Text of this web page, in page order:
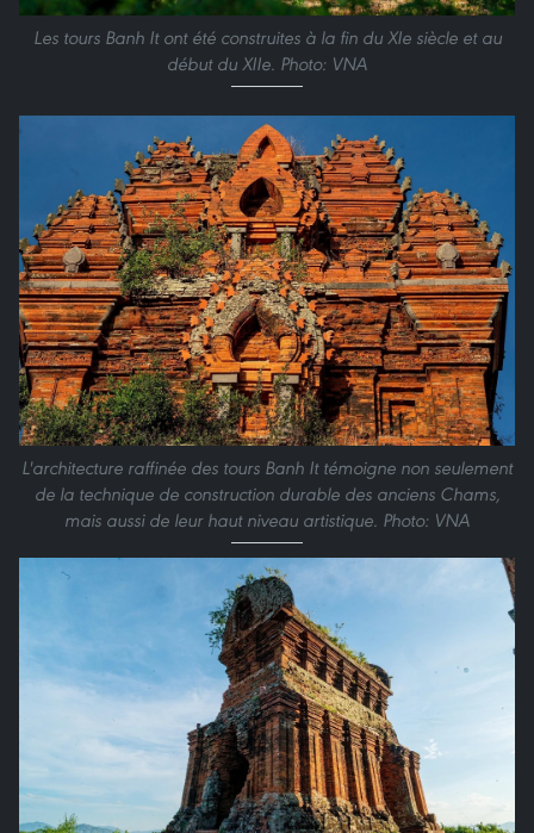
Les tours Banh It ont été construites à la fin du XIe siècle et au
début du XIIe. Photo: VNA
L'architecture raffinée des tours Banh It témoigne non seulement
de la technique de construction durable des anciens Chams,
mais aussi de leur haut niveau artistique. Photo: VNA